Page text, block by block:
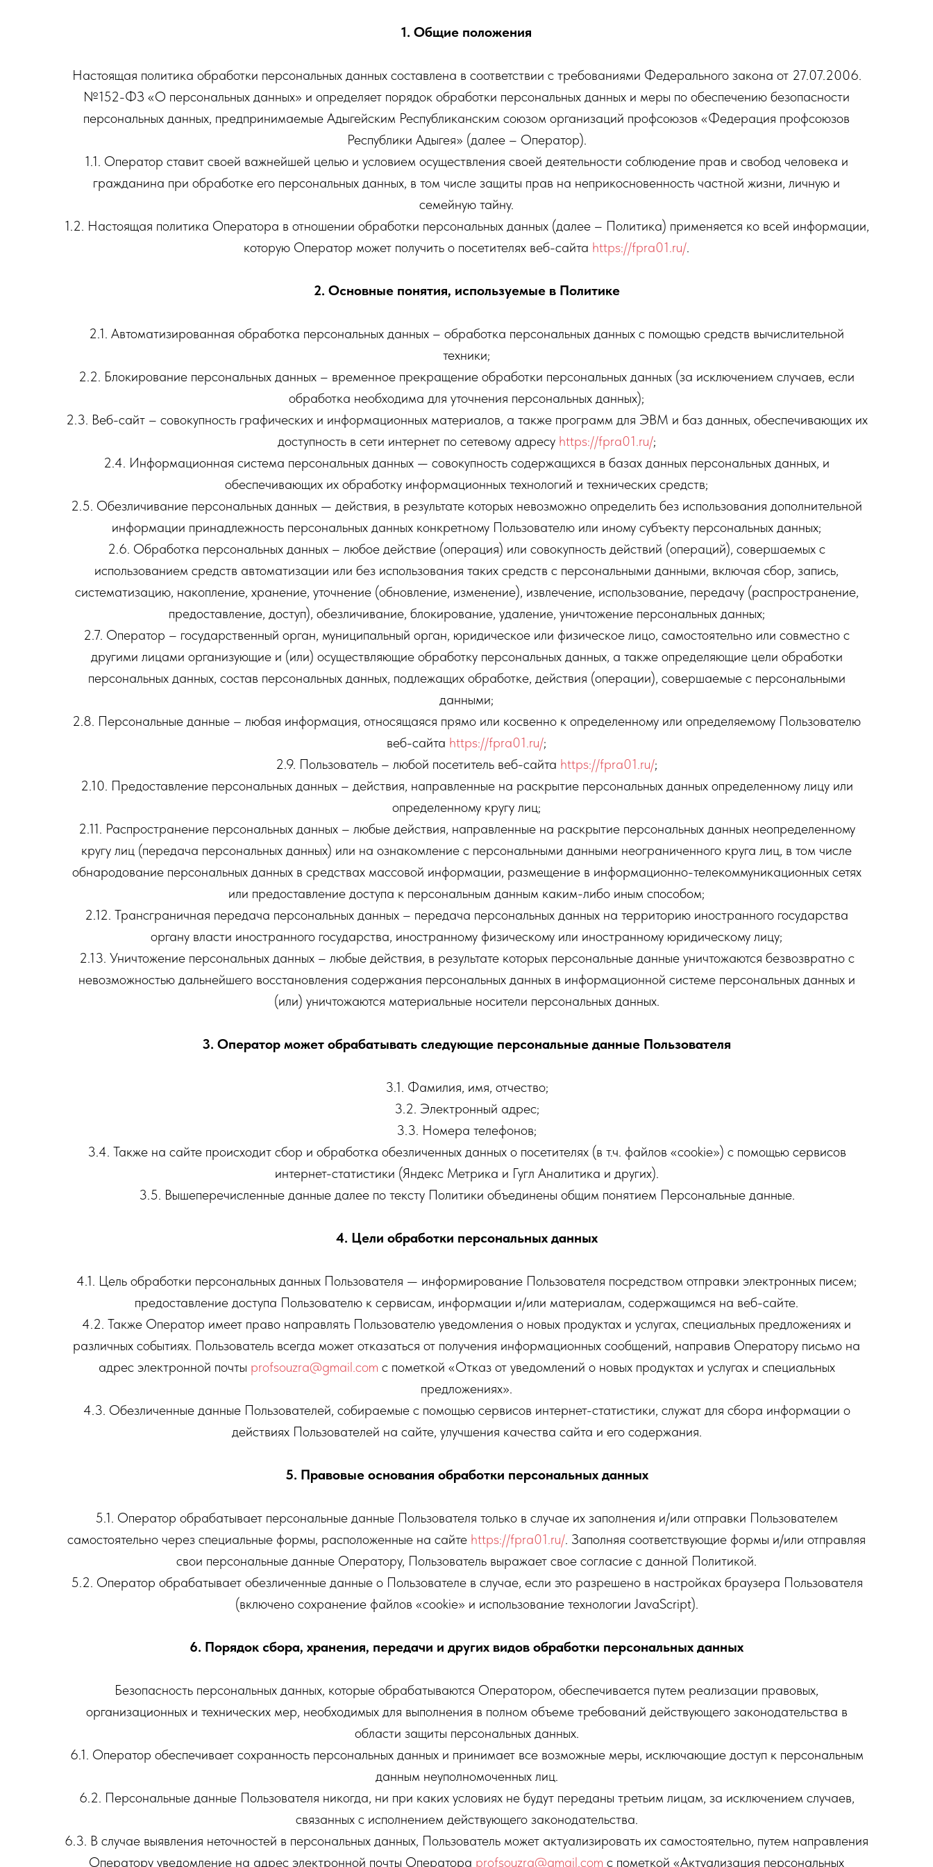
1. Общие положения
Настоящая политика обработки персональных данных составлена в соответствии с требованиями Федерального закона от 27.07.2006.
№152-ФЗ «О персональных данных» и определяет порядок обработки персональных данных и меры по обеспечению безопасности
персональных данных, предпринимаемые Адыгейским Республиканским союзом организаций профсоюзов «Федерация профсоюзов
Республики Адыгея» (далее – Оператор).
1.1. Оператор ставит своей важнейшей целью и условием осуществления своей деятельности соблюдение прав и свобод человека и
гражданина при обработке его персональных данных, в том числе защиты прав на неприкосновенность частной жизни, личную и
семейную тайну.
1.2. Настоящая политика Оператора в отношении обработки персональных данных (далее – Политика) применяется ко всей информации,
которую Оператор может получить о посетителях веб-сайта https://fpra01.ru/.
2. Основные понятия, используемые в Политике
2.1. Автоматизированная обработка персональных данных – обработка персональных данных с помощью средств вычислительной
техники;
2.2. Блокирование персональных данных – временное прекращение обработки персональных данных (за исключением случаев, если
обработка необходима для уточнения персональных данных);
2.3. Веб-сайт – совокупность графических и информационных материалов, а также программ для ЭВМ и баз данных, обеспечивающих их
доступность в сети интернет по сетевому адресуhttps://fpra01.ru/;
2.4. Информационная система персональных данных — совокупность содержащихся в базах данных персональных данных, и
обеспечивающих их обработку информационных технологий и технических средств;
2.5. Обезличивание персональных данных — действия, в результате которых невозможно определить без использования дополнительной
информации принадлежность персональных данных конкретному Пользователю или иному субъекту персональных данных;
2.6. Обработка персональных данных – любое действие (операция) или совокупность действий (операций), совершаемых с
использованием средств автоматизации или без использования таких средств с персональными данными, включая сбор, запись,
систематизацию, накопление, хранение, уточнение (обновление, изменение), извлечение, использование, передачу (распространение,
предоставление, доступ), обезличивание, блокирование, удаление, уничтожение персональных данных;
2.7. Оператор – государственный орган, муниципальный орган, юридическое или физическое лицо, самостоятельно или совместно с
другими лицами организующие и (или) осуществляющие обработку персональных данных, а также определяющие цели обработки
персональных данных, состав персональных данных, подлежащих обработке, действия (операции), совершаемые с персональными
данными;
2.8. Персональные данные – любая информация, относящаяся прямо или косвенно к определенному или определяемому Пользователю
веб-сайта https://fpra01.ru/;
2.9. Пользователь – любой посетитель веб-сайта https://fpra01.ru/;
2.10. Предоставление персональных данных – действия, направленные на раскрытие персональных данных определенному лицу или
определенному кругу лиц;
2.11. Распространение персональных данных – любые действия, направленные на раскрытие персональных данных неопределенному
кругу лиц (передача персональных данных) или на ознакомление с персональными данными неограниченного круга лиц, в том числе
обнародование персональных данных в средствах массовой информации, размещение в информационно-телекоммуникационных сетях
или предоставление доступа к персональным данным каким-либо иным способом;
2.12. Трансграничная передача персональных данных – передача персональных данных на территорию иностранного государства
органу власти иностранного государства, иностранному физическому или иностранному юридическому лицу;
2.13. Уничтожение персональных данных – любые действия, в результате которых персональные данные уничтожаются безвозвратно с
невозможностью дальнейшего восстановления содержания персональных данных в информационной системе персональных данных и
(или) уничтожаются материальные носители персональных данных.
3. Оператор может обрабатывать следующие персональные данные Пользователя
3.1. Фамилия, имя, отчество;
3.2. Электронный адрес;
3.3. Номера телефонов;
3.4. Также на сайте происходит сбор и обработка обезличенных данных о посетителях (в т.ч. файлов «cookie») с помощью сервисов
интернет-статистики (Яндекс Метрика и Гугл Аналитика и других).
3.5. Вышеперечисленные данные далее по тексту Политики объединены общим понятием Персональные данные.
4. Цели обработки персональных данных
4.1. Цель обработки персональных данных Пользователя — информирование Пользователя посредством отправки электронных писем;
предоставление доступа Пользователю к сервисам, информации и/или материалам, содержащимся на веб-сайте.
4.2. Также Оператор имеет право направлять Пользователю уведомления о новых продуктах и услугах, специальных предложениях и
различных событиях. Пользователь всегда может отказаться от получения информационных сообщений, направив Оператору письмо на
адрес электронной почты profsouzra@gmail.com с пометкой «Отказ от уведомлений о новых продуктах и услугах и специальных
предложениях».
4.3. Обезличенные данные Пользователей, собираемые с помощью сервисов интернет-статистики, служат для сбора информации о
действиях Пользователей на сайте, улучшения качества сайта и его содержания.
5. Правовые основания обработки персональных данных
5.1. Оператор обрабатывает персональные данные Пользователя только в случае их заполнения и/или отправки Пользователем
самостоятельно через специальные формы, расположенные на сайте https://fpra01.ru/. Заполняя соответствующие формы и/или отправляя
свои персональные данные Оператору, Пользователь выражает свое согласие с данной Политикой.
5.2. Оператор обрабатывает обезличенные данные о Пользователе в случае, если это разрешено в настройках браузера Пользователя
(включено сохранение файлов «cookie» и использование технологии JavaScript).
6. Порядок сбора, хранения, передачи и других видов обработки персональных данных
Безопасность персональных данных, которые обрабатываются Оператором, обеспечивается путем реализации правовых,
организационных и технических мер, необходимых для выполнения в полном объеме требований действующего законодательства в
области защиты персональных данных.
6.1. Оператор обеспечивает сохранность персональных данных и принимает все возможные меры, исключающие доступ к персональным
данным неуполномоченных лиц.
6.2. Персональные данные Пользователя никогда, ни при каких условиях не будут переданы третьим лицам, за исключением случаев,
связанных с исполнением действующего законодательства.
6.3. В случае выявления неточностей в персональных данных, Пользователь может актуализировать их самостоятельно, путем направления
Оператору уведомление на адрес электронной почты Оператора profsouzra@gmail.com с пометкой «Актуализация персональных